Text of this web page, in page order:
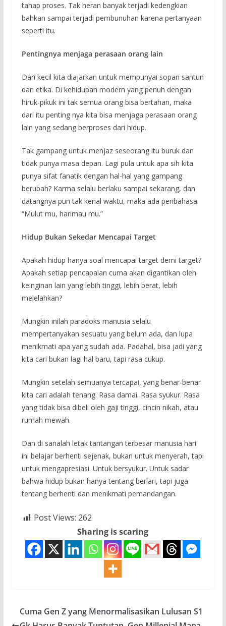
tahap proses. Tak heran banyak terjadi kedengkian
bahkan sampai terjadi pembunuhan karena pertanyaan
seperti itu.
Pentingnya menjaga perasaan orang lain
Dari kecil kita diajarkan untuk mempunyai sopan santun
dan etika. Di kehidupan modern yang penuh dengan
hiruk-pikuk ini tak semua orang bisa bertahan, maka
dari itu penting nya kita bisa menjaga perasaan orang
lain yang sedang berproses dari hidup.
Tak gampang untuk menjaz seseorang itu buruk dan
tidak punya masa depan. Lagi pula untuk apa sih kita
punya sifat fanatik dengan hal-hal yang gampang
berubah? Karma selalu berlaku sampai sekarang, dan
datangnya pun tak kenal waktu, maka ada peribahasa
“Mulut mu, harimau mu.”
Hidup Bukan Sekedar Mencapai Target
Apakah hidup hanya soal mencapai target demi target?
Apakah setiap pencapaian cuma akan digantikan oleh
keinginan lain yang lebih tinggi, lebih berat, lebih
melelahkan?
Mungkin inilah paradoks manusia selalu
mempertanyakan sesuatu yang belum ada, dan lupa
menikmati apa yang sudah ada. Padahal, bisa jadi yang
kita cari bukan lagi hal baru, tapi rasa cukup.
Mungkin setelah semuanya tercapai, yang benar-benar
kita cari adalah tenang. Rasa damai. Rasa syukur. Rasa
yang tidak bisa dibeli oleh gaji tinggi, cincin nikah, atau
rumah mewah.
Dan di sanalah letak tantangan terbesar manusia hari
ini belajar berhenti sejenak, bukan untuk menyerah, tapi
untuk mengapresiasi. Untuk bersyukur. Untuk sadar
bahwa hidup bukan hanya tentang berlari, tapi juga
tentang berhenti dan menikmati pemandangan.
Post Views: 262
Sharing is scaring
Cuma Gen Z yang Menormalisasikan Lulusan S1